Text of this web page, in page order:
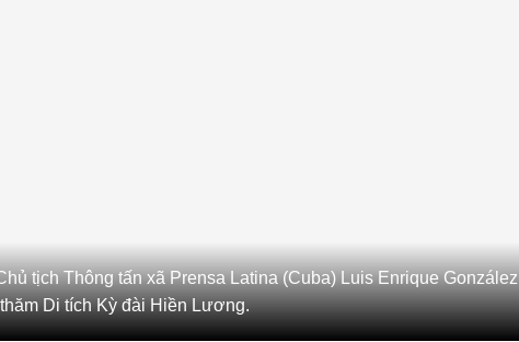
tịch Thông tấn xã Prensa Latina (Cuba) Luis Enrique González
Di tích Kỳ đài Hiền Lương.